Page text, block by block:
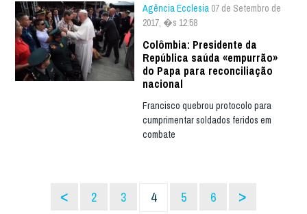
Agência Ecclesia 07 de Setembro de
2017, �s 12:58
Colômbia: Presidente da
República saúda «empurrão»
do Papa para reconciliação
nacional
Francisco quebrou protocolo para
cumprimentar soldados feridos em
combate
< 2 3 4 5 6 >